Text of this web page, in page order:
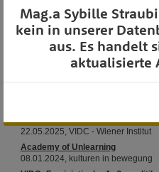
OTS-
Mag.a Sybille
kein in unserer
aus. Es handelt
aktualisierte